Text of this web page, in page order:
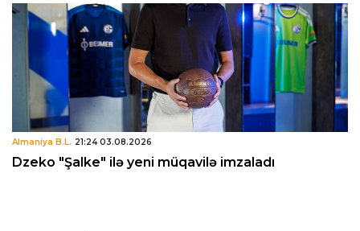
Almaniya B.L. 21:24 03.08.2026
Dzeko "Şalke" ilə yeni müqavilə imzaladı